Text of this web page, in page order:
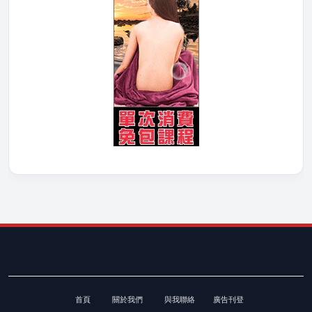
首頁 關於我們 與我聯絡 廣告刊登